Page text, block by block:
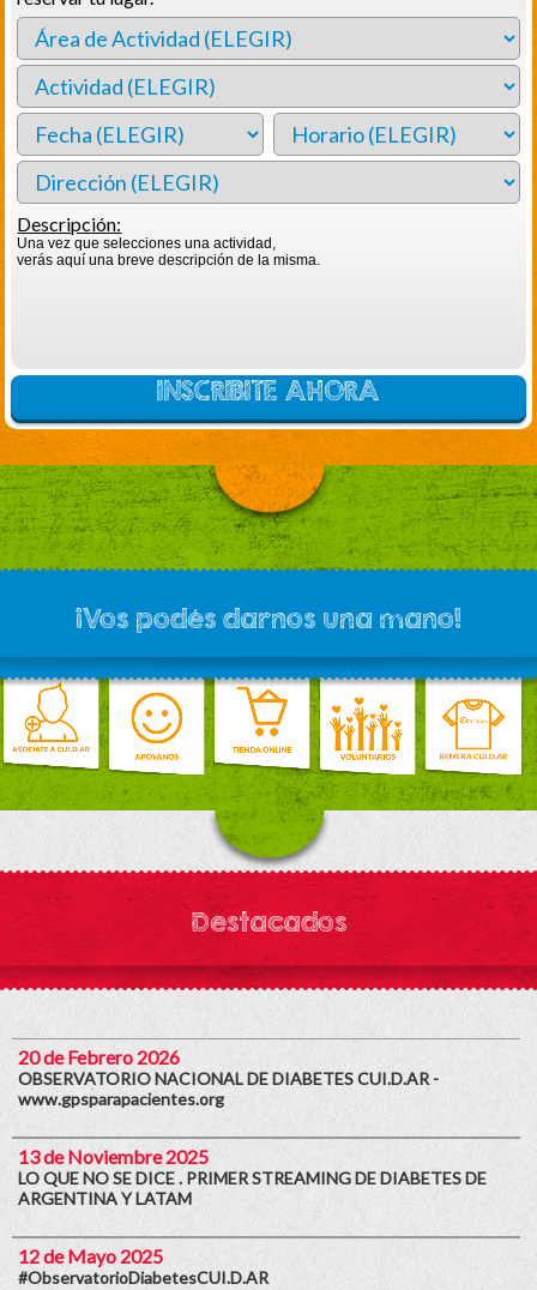
Descripción:
Una vez que selecciones una actividad,
verás aquí una breve descripción de la misma.
INSCRIBITE AHORA
¡Vos podés darnos una mano!
Destacados
20 de Febrero 2026
OBSERVATORIO NACIONAL DE DIABETES CUI.D.AR -
www.gpsparapacientes.org
13 de Noviembre 2025
LO QUE NO SE DICE . PRIMER STREAMING DE DIABETES DE
ARGENTINA Y LATAM
12 de Mayo 2025
#ObservatorioDiabetesCUI.D.AR